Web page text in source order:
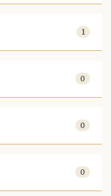
1
0
0
0